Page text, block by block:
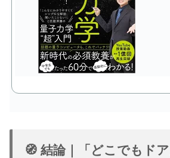
🧭 結論｜「どこでもド